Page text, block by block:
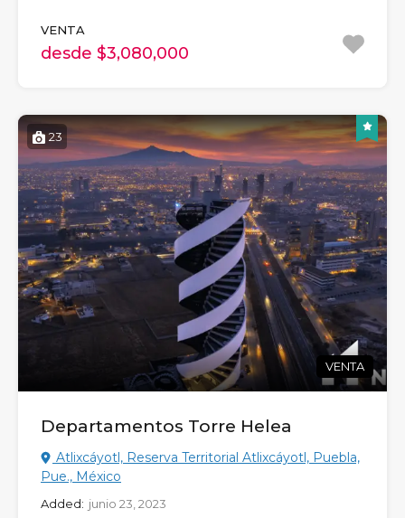
VENTA
desde $3,080,000
23
VENTA
Departamentos Torre Helea
Atlixcáyotl, Reserva Territorial Atlixcáyotl, Puebla,
Pue., México
Added: junio 23, 2023